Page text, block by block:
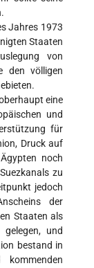
Jahres 1973
Staaten
von
den völligen
eine
und
für
Druck auf
noch
zu
jedoch
der
Staaten als
und
bestand in